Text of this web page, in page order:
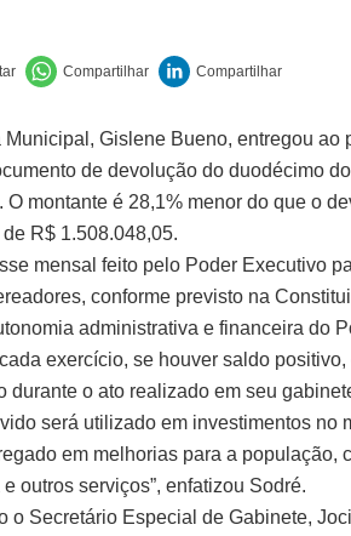
Gislene Bueno, entregou ao
de devolução do duodécimo
O montante é 28,1% menor do que o
R$ 1.508.048,05.
mensal feito pelo Poder Executivo
conforme previsto na
administrativa e financeira do
exercício, se houver saldo positivo,
durante o ato realizado em seu
será utilizado em investimentos no
em melhorias para a população,
outros serviços”, enfatizou Sodré.
o Secretário Especial de Gabinete,